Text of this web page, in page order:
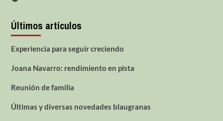
Últimos artículos
Experiencia para seguir creciendo
Joana Navarro: rendimiento en pista
Reunión de familia
Últimas y diversas novedades blaugranas